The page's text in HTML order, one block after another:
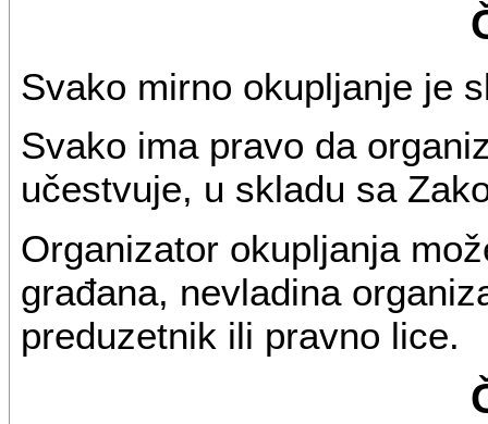
Svako mirno okupljanje je
Svako ima pravo da
učestvuje, u skladu sa
Organizator okupljanja
građana, nevladina
preduzetnik ili pravno lice.